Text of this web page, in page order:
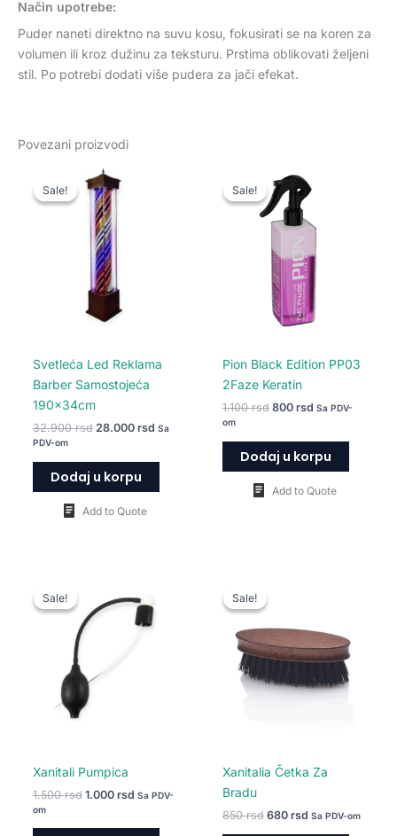
Način upotrebe:
Puder naneti direktno na suvu kosu, fokusirati se na koren za
volumen ili kroz dužinu za teksturu. Prstima oblikovati željeni
stil. Po potrebi dodati više pudera za jači efekat.
Povezani proizvodi
Sale!
Sale!
Svetleća Led Reklama
Barber Samostojeća
190x34cm
32.900rsd
Originalna
cena
je
bila:
32.900 rsd.
28.000 rsd Sa
PDV-om
Dodaj u korpu
Add to Quote
Sale!
Sale!
Pion Black Edition PP03
2Faze Keratin
1.100rsd
cena
je
bila:
1.100 rsd.
800 rsd Sa PDV-
om
Dodaj u korpu
Add to Quote
Sale!
Sale!
Xanitali Pumpica
1.500rsd
bila:
1.500 rsd.
1.000 rsd
je:
1.000 rsd.
Sa PDV-
om
Sale!
Sale!
Xanitalia Četka Za
Bradu
850rsd
je
850 rsd.
680 rsd Sa PDV-om